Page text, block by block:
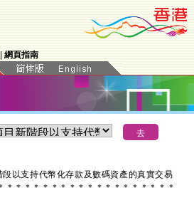
網頁指南
以支持代幣化存款及數碼資產的真實交易
＊ ＊ ＊ ＊ ＊ ＊ ＊ ＊ ＊ ＊ ＊ ＊ ＊ ＊ ＊ ＊ ＊ ＊ ＊